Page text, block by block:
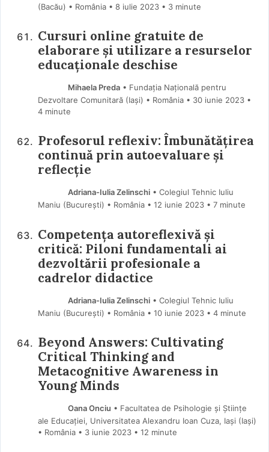
(Bacău) • România
8 iulie 2023 • 3 minute
Cursuri online gratuite de
elaborare și utilizare a resurselor
educaționale deschise
Mihaela Preda• Fundația Națională pentru
Dezvoltare Comunitară (Iaşi) • România
30 iunie 2023 •
4 minute
Profesorul reflexiv: Îmbunătățirea
continuă prin autoevaluare și
reflecție
Adriana-Iulia Zelinschi• Colegiul Tehnic Iuliu
Maniu (Bucureşti) • România
12 iunie 2023 • 7 minute
Competența autoreflexivă și
critică: Piloni fundamentali ai
dezvoltării profesionale a
cadrelor didactice
Adriana-Iulia Zelinschi• Colegiul Tehnic Iuliu
Maniu (Bucureşti) • România
10 iunie 2023 • 4 minute
Beyond Answers: Cultivating
Critical Thinking and
Metacognitive Awareness in
Young Minds
Oana Onciu • Facultatea de Psihologie și Științe
ale Educației, Universitatea Alexandru Ioan Cuza, Iași (Iaşi)
• România
3 iunie 2023 • 12 minute